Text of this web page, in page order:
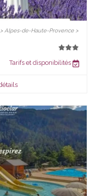
Alpes-de-Haute-Provence >
Tarifs et disponibilités